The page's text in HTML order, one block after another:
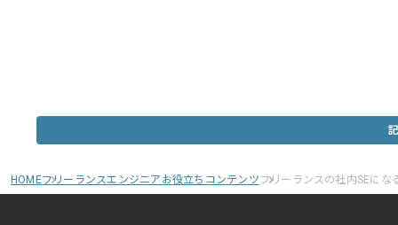
HOMEフリーランスエンジニアお役立ちコンテンツ フリーランスの社内SEに